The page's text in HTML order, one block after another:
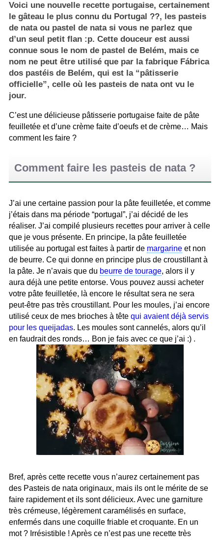
Voici une nouvelle recette portugaise, certainement
le gâteau le plus connu du Portugal ??, les pasteis
de nata ou pastel de nata si vous ne parlez que
d’un seul petit flan :p. Cette douceur est aussi
connue sous le nom de pastel de Belém, mais ce
nom ne peut être utilisé que par la fabrique Fábrica
dos pastéis de Belém, qui est la “pâtisserie
officielle”, celle où les pasteis de nata ont vu le
jour.
C’est une délicieuse pâtisserie portugaise faite de pâte
feuilletée et d’une crème faite d’oeufs et de crème… Mais
comment les faire ?
Comment faire les pasteis de nata ?
J’ai une certaine passion pour la pâte feuilletée, et comme
j’étais dans ma période “portugal”, j’ai décidé de les
réaliser. J’ai compilé plusieurs recettes pour arriver à celle
que je vous présente. En principe, la pâte feuilletée
utilisée au portugal est faites à partir de margarine et non
de beurre. Ce qui donne en principe plus de croustillant à
la pâte. Je n’avais que du beurre de tourage, alors il y
aura déjà une petite entorse. Vous pouvez aussi acheter
votre pâte feuilletée, là encore le résultat sera ne sera
peut-être pas très croustillant. Pour les moules, j’ai encore
utilisé ceux de mes brioches à tête qui avaient déjà servis
pour les queijadas. Les moules sont cannelés, alors qu’il
en faudrait des ronds… Bon je fais avec ce que j’ai :) .
Bref, après cette recette vous n’aurez certainement pas
des Pasteis de nata originaux, mais ils ont le mérite de se
faire rapidement et ils sont délicieux. Avec une garniture
très crémeuse, légèrement caramélisés en surface,
enfermés dans une coquille friable et croquante. En un
mot ? Irrésistible ! Après ce n’est pas une recette très